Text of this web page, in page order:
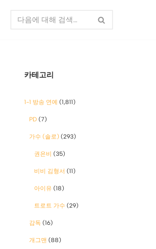
카테고리
1-1 방송 연예 (1,811)
PD (7)
가수 (솔로) (293)
권은비 (35)
비비 김형서 (11)
아이유 (18)
트로트 가수 (29)
감독 (16)
개그맨 (88)